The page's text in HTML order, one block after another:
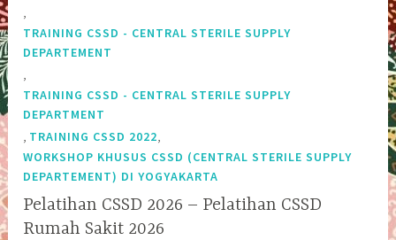
,
TRAINING CSSD - CENTRAL STERILE SUPPLY
DEPARTEMENT
,
TRAINING CSSD - CENTRAL STERILE SUPPLY
DEPARTMENT
, TRAINING CSSD 2022,
WORKSHOP KHUSUS CSSD (CENTRAL STERILE SUPPLY
DEPARTEMENT) DI YOGYAKARTA
Pelatihan CSSD 2026 – Pelatihan CSSD
Rumah Sakit 2026